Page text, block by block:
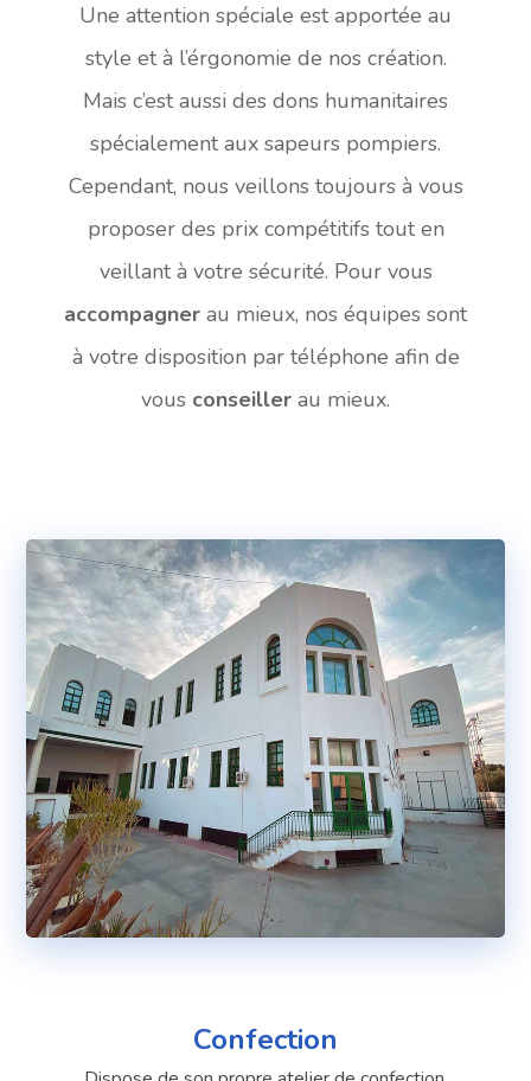
Une attention spéciale est apportée au
style et à l’érgonomie de nos création.
Mais c’est aussi des dons humanitaires
spécialement aux sapeurs pompiers.
Cependant, nous veillons toujours à vous
proposer des prix compétitifs tout en
veillant à votre sécurité. Pour vous
accompagner au mieux, nos équipes sont
à votre disposition par téléphone afin de
vous conseiller au mieux.
Confection